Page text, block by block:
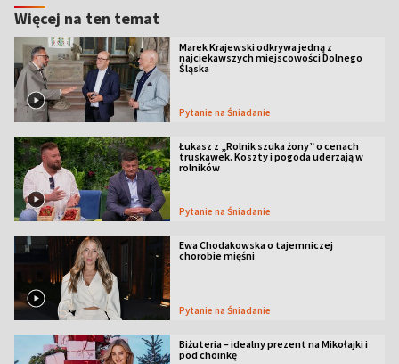
Więcej na ten temat
Marek Krajewski odkrywa jedną z
najciekawszych miejscowości Dolnego
Śląska
Pytanie na Śniadanie
Łukasz z „Rolnik szuka żony” o cenach
truskawek. Koszty i pogoda uderzają w
rolników
Pytanie na Śniadanie
Ewa Chodakowska o tajemniczej
chorobie mięśni
Pytanie na Śniadanie
Biżuteria – idealny prezent na Mikołajki i
pod choinkę